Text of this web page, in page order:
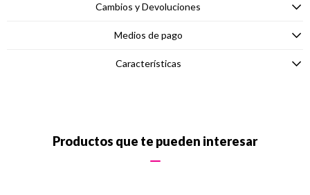
Cambios y Devoluciones
Medios de pago
Características
Productos que te pueden interesar